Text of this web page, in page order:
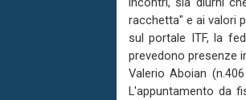
racchetta" e ai valori
sul portale ITF, la
prevedono presenze
Valerio Aboian
L'appuntamento da